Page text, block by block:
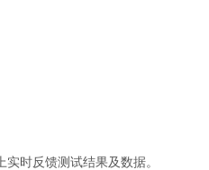
时反馈测试结果及数据。